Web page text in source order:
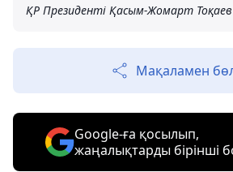
ҚР Президенті Қасым-Жомарт Тоқаев
Мақаламен
Google-ға қосылып,
жаңалықтарды бірінші